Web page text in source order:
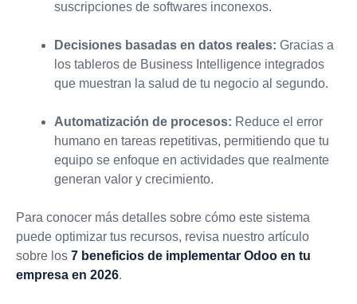
suscripciones de softwares inconexos.
Decisiones basadas en datos reales: Gracias a
los tableros de Business Intelligence integrados
que muestran la salud de tu negocio al segundo.
Automatización de procesos: Reduce el error
humano en tareas repetitivas, permitiendo que tu
equipo se enfoque en actividades que realmente
generan valor y crecimiento.
Para conocer más detalles sobre cómo este sistema
puede optimizar tus recursos, revisa nuestro artículo
sobre los 7 beneficios de implementar Odoo en tu
empresa en 2026.